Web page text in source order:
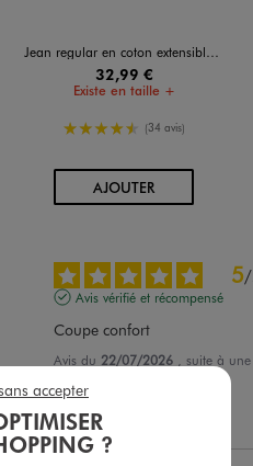
Jean regular en coton extensible et délavé homme
32,99 €
Existe en taille +
4.5/5 de moyenne
(34 avis)
AJOUTERAU PANIER
5/
Avis vérifié et récompensé
Coupe confort
Avis du 22/07/2026 , suite à
Christine B.
Utile(0)
?
accepter